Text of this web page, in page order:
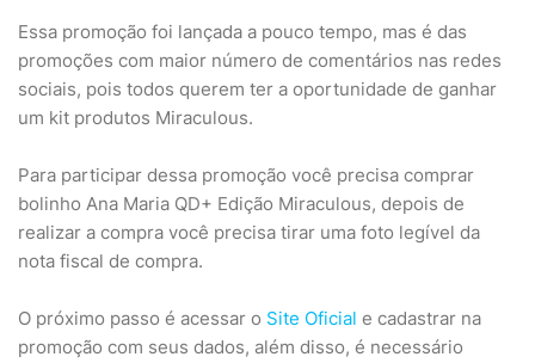
Essa promoção foi lançada a pouco tempo, mas é das
promoções com maior número de comentários nas redes
sociais, pois todos querem ter a oportunidade de ganhar
um kit produtos Miraculous.
Para participar dessa promoção você precisa comprar
bolinho Ana Maria QD+ Edição Miraculous, depois de
realizar a compra você precisa tirar uma foto legível da
nota fiscal de compra.
O próximo passo é acessar o Site Oficial e cadastrar na
promoção com seus dados, além disso, é necessário